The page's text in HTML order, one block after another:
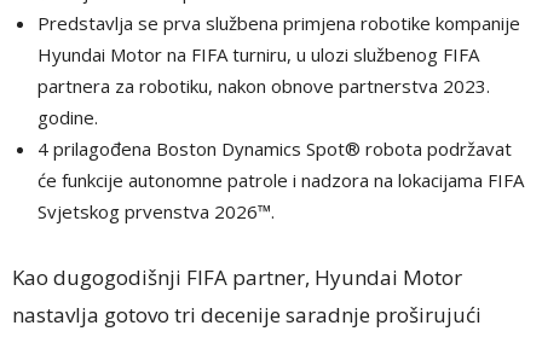
Predstavlja se prva službena primjena robotike kompanije
Hyundai Motor na FIFA turniru, u ulozi službenog FIFA
partnera za robotiku, nakon obnove partnerstva 2023.
godine.
4 prilagođena Boston Dynamics Spot® robota podržavat
će funkcije autonomne patrole i nadzora na lokacijama FIFA
Svjetskog prvenstva 2026™.
Kao dugogodišnji FIFA partner, Hyundai Motor
nastavlja gotovo tri decenije saradnje proširujući